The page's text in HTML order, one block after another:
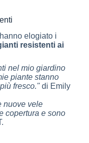
elogiato i
resistenti ai
nel mio giardino
piante stanno
fresco."di Emily
nuove vele
copertura e sono